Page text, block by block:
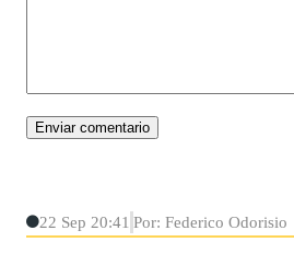
22 Sep 20:41 Por: Federico Odorisio